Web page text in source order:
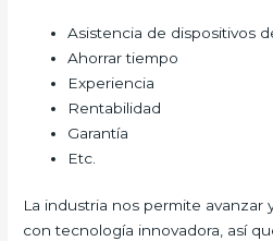
Asistencia de dispositivos
Ahorrar tiempo
Experiencia
Rentabilidad
Garantía
Etc.
La industria nos permite avanzar
con tecnología innovadora, así